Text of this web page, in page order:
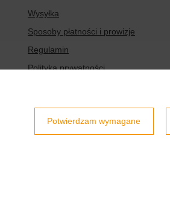
Wysyłka
Sposoby płatności i prowizje
Regulamin
Polityka prywatności
Potwierdzam wymagane